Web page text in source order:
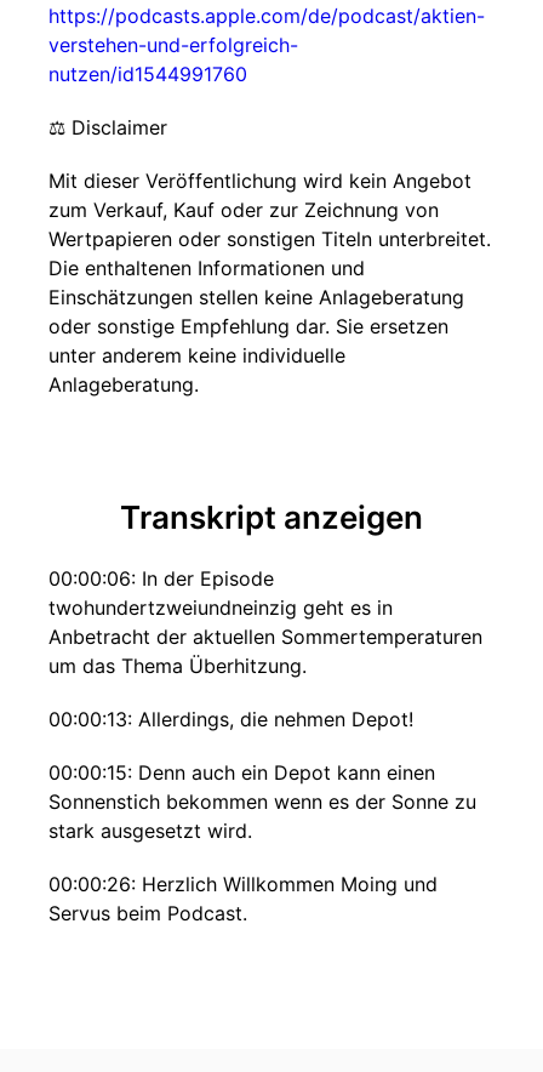
https://podcasts.apple.com/de/podcast/aktien-
verstehen-und-erfolgreich-
nutzen/id1544991760
⚖️ Disclaimer
Mit dieser Veröffentlichung wird kein Angebot
zum Verkauf, Kauf oder zur Zeichnung von
Wertpapieren oder sonstigen Titeln unterbreitet.
Die enthaltenen Informationen und
Einschätzungen stellen keine Anlageberatung
oder sonstige Empfehlung dar. Sie ersetzen
unter anderem keine individuelle
Anlageberatung.
Transkript anzeigen
00:00:06: In der Episode
twohundertzweiundneinzig geht es in
Anbetracht der aktuellen Sommertemperaturen
um das Thema Überhitzung.
00:00:13: Allerdings, die nehmen Depot!
00:00:15: Denn auch ein Depot kann einen
Sonnenstich bekommen wenn es der Sonne zu
stark ausgesetzt wird.
00:00:26: Herzlich Willkommen Moing und
Servus beim Podcast.